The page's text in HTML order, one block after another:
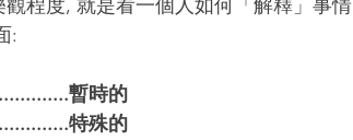
:
暫時的
特殊的